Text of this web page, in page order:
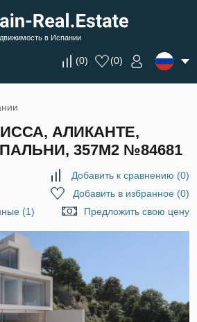
в Испании
(0) (0)
АЛИКАНТЕ,
357М2 №84681
Добавить к сравнению (0)
Добавить в избранное(0)
(1)
Предложить свою цену